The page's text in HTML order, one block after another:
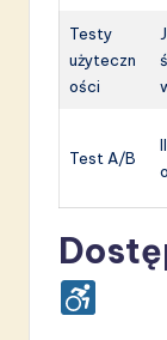
Testy
użyteczn
ości
Test A/B